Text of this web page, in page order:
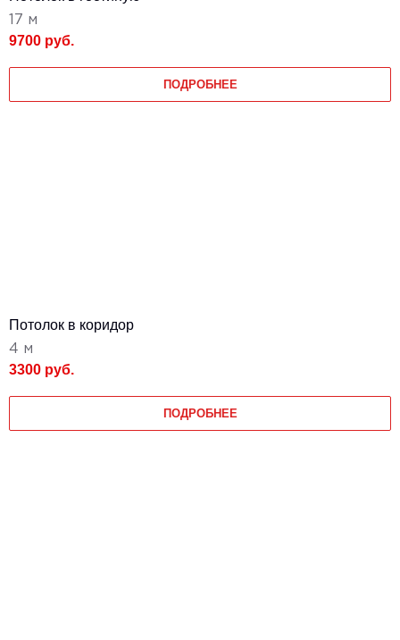
17 м
9700 руб.
ПОДРОБНЕЕ
Потолок в коридор
4 м
3300 руб.
ПОДРОБНЕЕ